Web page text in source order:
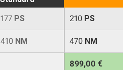
177 PS
410 NM
210 PS
470 NM
899,00 €